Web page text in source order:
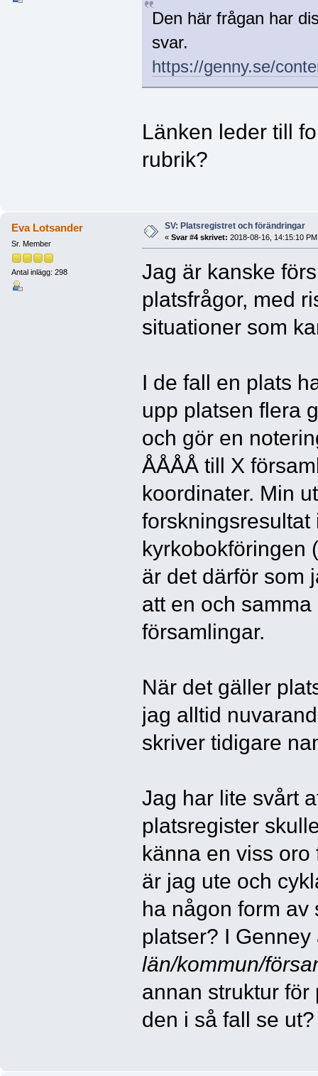
Den här frågan har
svar.
https://genny.se/
Länken leder till
rubrik?
Eva Lotsander
Sr. Member
Antal inlägg: 298
SV: Platsregistret och förändringar
« Svar #4 skrivet: 2018-08-16, 14:15:10
Jag är kanske
platsfrågor, med
situationer som
I de fall en plats
upp platsen flera
och gör en
ÅÅÅÅ till X
koordinater. Min
kyrkobokföringen
är det därför som
att en och
församlingar.
När det gäller
jag alltid
skriver tidigare
Jag har lite svårt
platsregister
känna en viss
är jag ute och
ha någon form av
platser? I
län/kommun/
annan struktur
den i så fall se ut?